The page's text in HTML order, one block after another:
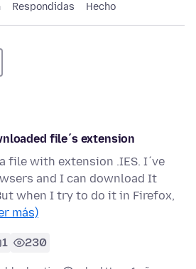
Respondidas Hecho
file´s extension
file with extension .IES. I´ve
and I can download It
when I try to do it in Firefox,
más)
1 230